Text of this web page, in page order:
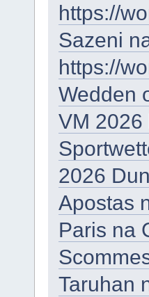
https://
Sazeni
https://
Wedden
VM 2026
2026
Apostas
Paris na
Taruhan